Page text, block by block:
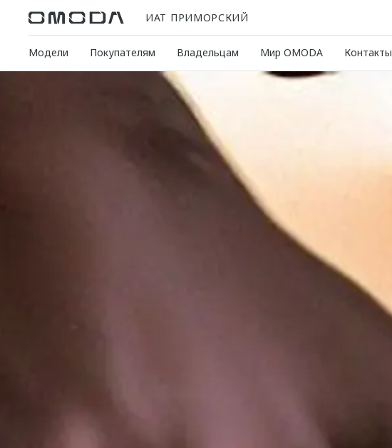
ИАТ ПРИМОРСКИЙ
Модели Покупателям Владельцам Мир OMODA Контакты